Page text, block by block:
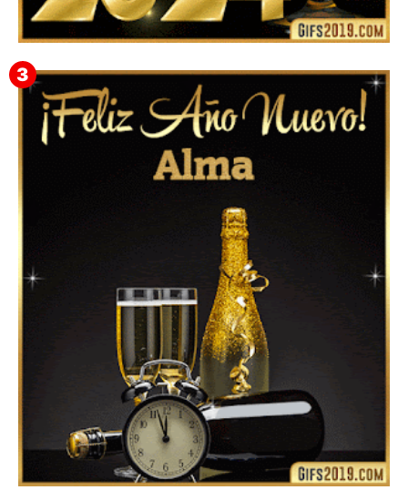
Feliz Año Nuevo 2024: Mensajes, Frases, Imágenes
GIF para Compartir en WhatsApp, Telegram e